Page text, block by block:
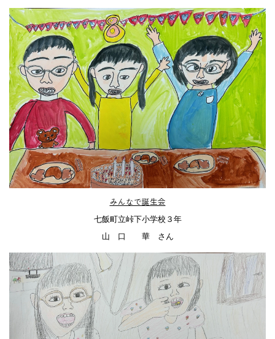
みんなで誕生会
七飯町立峠下小学校３年
山 口 華 さん